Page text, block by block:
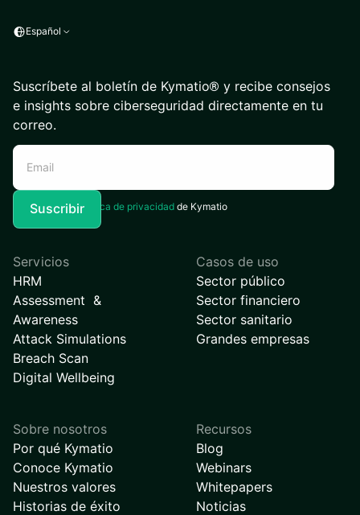
Español
Suscríbete al boletín de Kymatio® y recibe consejos
e insights sobre ciberseguridad directamente en tu
correo.
Acepto laPolítica de privacidad de Kymatio
Servicios
HRM
Assessment &
Awareness
Attack Simulations
Breach Scan
Digital Wellbeing
Casos de uso
Sector público
Sector financiero
Sector sanitario
Grandes empresas
Sobre nosotros
Por qué Kymatio
Conoce Kymatio
Nuestros valores
Historias de éxito
Recursos
Blog
Webinars
Whitepapers
Noticias